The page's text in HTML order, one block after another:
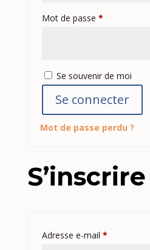
Mot de passe *Obligatoire
Se souvenir de moi
Se connecter
Mot de passe perdu ?
S’inscrire
Adresse e-mail *Obligatoire